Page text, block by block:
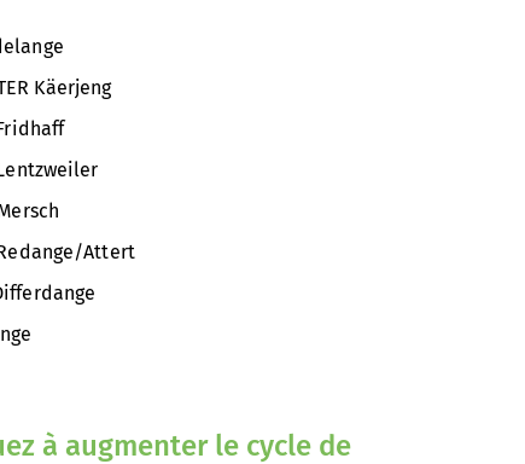
Käerjeng
Redange/Attert
à augmenter le cycle de